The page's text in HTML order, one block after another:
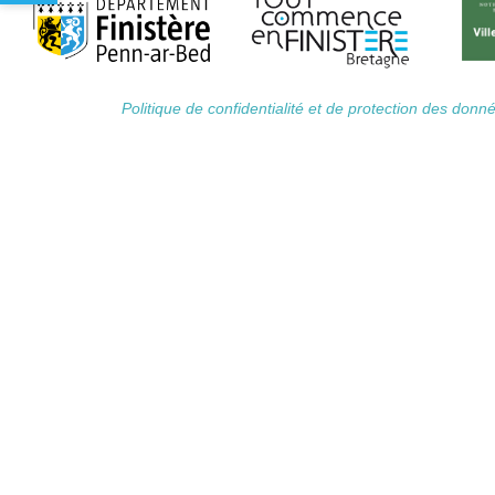
Politique de confidentialité et de protection des